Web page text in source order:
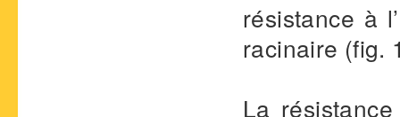
résistance à
racinaire (fig.
La